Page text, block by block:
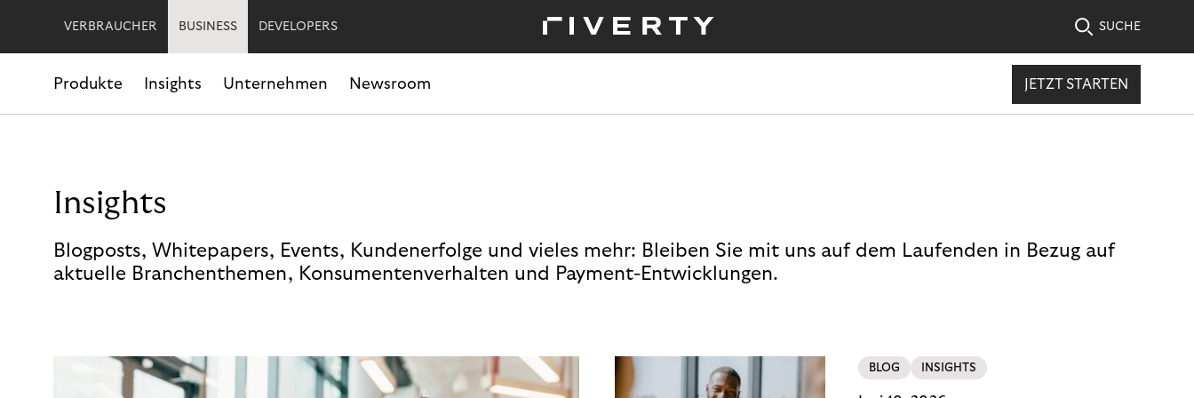
VERBRAUCHER BUSINESS DEVELOPERS SUCHE
Produkte Insights Unternehmen Newsroom JETZT STARTEN
Insights
Blogposts, Whitepapers, Events, Kundenerfolge und vieles mehr: Bleiben Sie mit uns auf dem Laufenden in Bezug auf
aktuelle Branchenthemen, Konsumentenverhalten und Payment-Entwicklungen.
BLOG INSIGHTS